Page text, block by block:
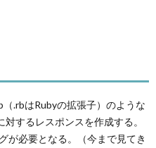
.rbはRubyの拡張子）のような
するレスポンスを作成する。
が必要となる。（今まで見てき